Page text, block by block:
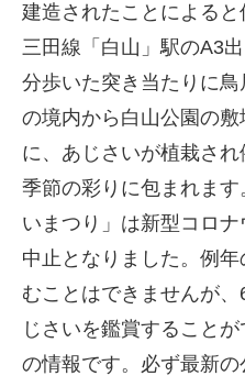
建造されたことによる
三田線「白山」駅のA3
分歩いた突き当たりに
の境内から白山公園の
に、あじさいが植栽さ
季節の彩りに包まれま
いまつり」は新型コロ
中止となりました。例
むことはできませんが
じさいを鑑賞すること
の情報です。必ず最新